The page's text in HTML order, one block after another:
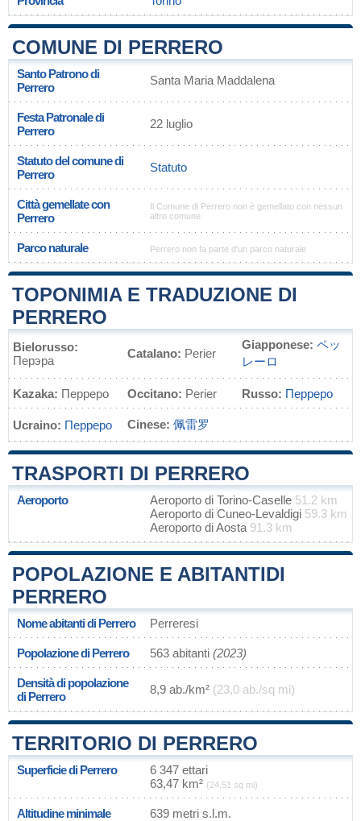
COMUNE DI PERRERO
Santo Patrono di
Perrero
Santa Maria Maddalena
Festa Patronale di
Perrero
22 luglio
Statuto del comune di
Perrero
Statuto
Città gemellate con
Perrero
Il Comune di Perrero non è gemellato con nessun
altro comune.
Parco naturale Perrero non fa parte d'un parco naturale
TOPONIMIA E TRADUZIONE DI
PERRERO
Bielorusso:
Перэра
Catalano: Perier
Giapponese: ペッ
レーロ
Kazaka: Перреро Occitano: Perier Russo: Перреро
Ucraino: Перреро Cinese: 佩雷罗
TRASPORTI DI PERRERO
Aeroporto Aeroporto di Torino-Caselle 51.2 km
Aeroporto di Cuneo-Levaldigi 59.3 km
Aeroporto di Aosta 91.3 km
POPOLAZIONE E ABITANTIDI
PERRERO
Nome abitanti di Perrero Perreresi
Popolazione di Perrero 563 abitanti (2023)
Densità di popolazione
di Perrero
8,9 ab./km² (23,0 ab./sq mi)
TERRITORIO DI PERRERO
Superficie di Perrero
6 347 ettari
63,47 km² (24,51 sq mi)
Altitudine minimale 639 metri s.l.m.